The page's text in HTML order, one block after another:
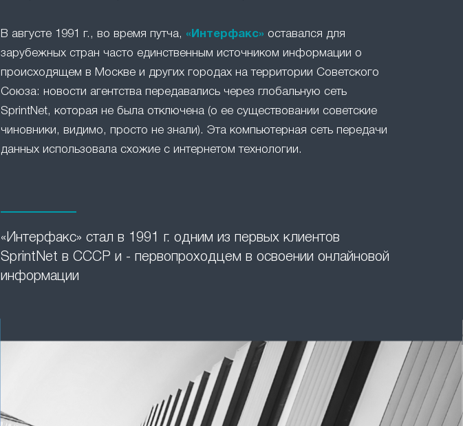
В августе 1991 г., во время путча, «Интерфакс» оставался для
зарубежных стран часто единственным источником информации о
происходящем в Москве и других городах на территории Советского
Союза: новости агентства передавались через глобальную сеть
SprintNet, которая не была отключена (о ее существовании советские
чиновники, видимо, просто не знали). Эта компьютерная сеть передачи
данных использовала схожие с интернетом технологии.
«Интерфакс» стал в 1991 г. одним из первых клиентов
SprintNet в СССР и - первопроходцем в освоении онлайновой
информации